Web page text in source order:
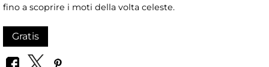
fino a scoprire i moti della volta celeste.
Gratis